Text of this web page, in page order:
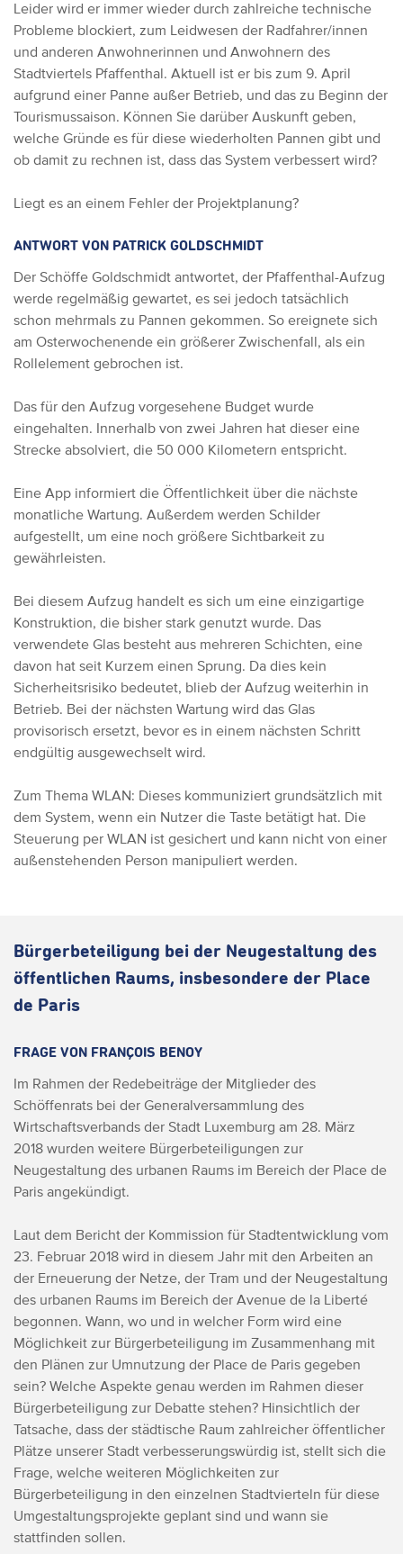
Leider wird er immer wieder durch zahlreiche technische
Probleme blockiert, zum Leidwesen der Radfahrer/innen
und anderen Anwohnerinnen und Anwohnern des
Stadtviertels Pfaffenthal. Aktuell ist er bis zum 9. April
aufgrund einer Panne außer Betrieb, und das zu Beginn der
Tourismussaison. Können Sie darüber Auskunft geben,
welche Gründe es für diese wiederholten Pannen gibt und
ob damit zu rechnen ist, dass das System verbessert wird?
Liegt es an einem Fehler der Projektplanung?
ANTWORT VON PATRICK GOLDSCHMIDT
Der Schöffe Goldschmidt antwortet, der Pfaffenthal-Aufzug
werde regelmäßig gewartet, es sei jedoch tatsächlich
schon mehrmals zu Pannen gekommen. So ereignete sich
am Osterwochenende ein größerer Zwischenfall, als ein
Rollelement gebrochen ist.
Das für den Aufzug vorgesehene Budget wurde
eingehalten. Innerhalb von zwei Jahren hat dieser eine
Strecke absolviert, die 50 000 Kilometern entspricht.
Eine App informiert die Öffentlichkeit über die nächste
monatliche Wartung. Außerdem werden Schilder
aufgestellt, um eine noch größere Sichtbarkeit zu
gewährleisten.
Bei diesem Aufzug handelt es sich um eine einzigartige
Konstruktion, die bisher stark genutzt wurde. Das
verwendete Glas besteht aus mehreren Schichten, eine
davon hat seit Kurzem einen Sprung. Da dies kein
Sicherheitsrisiko bedeutet, blieb der Aufzug weiterhin in
Betrieb. Bei der nächsten Wartung wird das Glas
provisorisch ersetzt, bevor es in einem nächsten Schritt
endgültig ausgewechselt wird.
Zum Thema WLAN: Dieses kommuniziert grundsätzlich mit
dem System, wenn ein Nutzer die Taste betätigt hat. Die
Steuerung per WLAN ist gesichert und kann nicht von einer
außenstehenden Person manipuliert werden.
Bürgerbeteiligung bei der Neugestaltung des
öffentlichen Raums, insbesondere der Place
de Paris
FRAGE VON FRANÇOIS BENOY
Im Rahmen der Redebeiträge der Mitglieder des
Schöffenrats bei der Generalversammlung des
Wirtschaftsverbands der Stadt Luxemburg am 28. März
2018 wurden weitere Bürgerbeteiligungen zur
Neugestaltung des urbanen Raums im Bereich der Place de
Paris angekündigt.
Laut dem Bericht der Kommission für Stadtentwicklung vom
23. Februar 2018 wird in diesem Jahr mit den Arbeiten an
der Erneuerung der Netze, der Tram und der Neugestaltung
des urbanen Raums im Bereich der Avenue de la Liberté
begonnen. Wann, wo und in welcher Form wird eine
Möglichkeit zur Bürgerbeteiligung im Zusammenhang mit
den Plänen zur Umnutzung der Place de Paris gegeben
sein? Welche Aspekte genau werden im Rahmen dieser
Bürgerbeteiligung zur Debatte stehen? Hinsichtlich der
Tatsache, dass der städtische Raum zahlreicher öffentlicher
Plätze unserer Stadt verbesserungswürdig ist, stellt sich die
Frage, welche weiteren Möglichkeiten zur
Bürgerbeteiligung in den einzelnen Stadtvierteln für diese
Umgestaltungsprojekte geplant sind und wann sie
stattfinden sollen.